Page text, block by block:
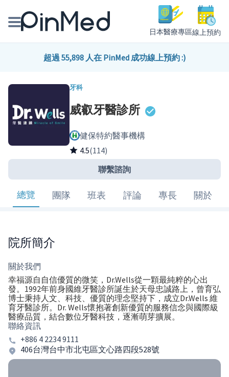
日本醫療專區線上預約
線上預約醫師、院所
醫師專欄專訪
健康主題館
我是醫療人員
超過 55,898 人在 PinMed 成功線上預約 :)
牙科
威叡牙醫診所
健保特約醫事機構
4.5(114)
聯繫諮詢
總覽 團隊 班表 評論 專長 關於
院所簡介
關於我們
幸福源自自信優質的微笑，Dr.Wells從一顆最純粹的心出
發。1992年前身國維牙醫診所誕生於天母忠誠路上，曾育弘
博士秉持人文、科技、優質的理念堅持下，成立Dr.Wells 維
育牙醫診所。Dr. Wells懷抱著創新優質的服務信念與國際級
醫療品質，結合數位牙醫科技，逐漸萌芽擴展。
聯絡資訊
+886 4 2234 9111
406台灣台中市北屯區文心路四段528號